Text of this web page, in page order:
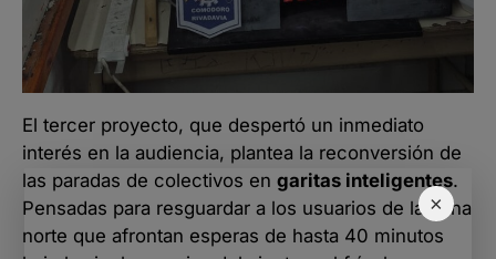
×
El tercer proyecto, que despertó un inmediato
interés en la audiencia, plantea la reconversión de
las paradas de colectivos en garitas inteligentes.
Pensadas para resguardar a los usuarios de la zona
norte que afrontan esperas de hasta 40 minutos